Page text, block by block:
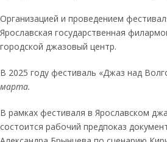
Организацией и проведением
Ярославская государственная
городской джазовый центр.
В 2025 году фестиваль «Джаз над
марта.
В рамках фестиваля в Ярославском
состоится рабочий предпоказ